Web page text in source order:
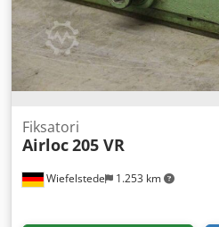
Wiefelstede 1.253 km
Fiksatori
Airloc205 VR